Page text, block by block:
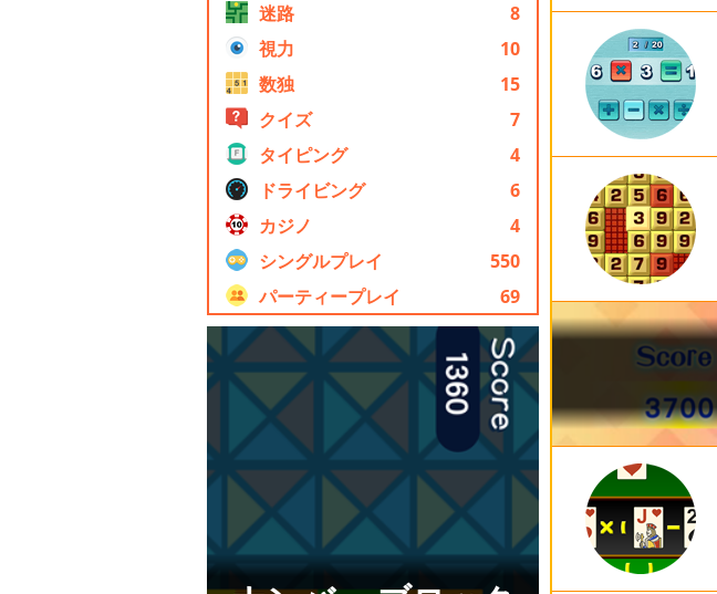
迷路
8
視力
10
数独
15
クイズ
7
タイピング
4
ドライビング
6
カジノ
4
シングルプレイ
550
パーティープレイ
69